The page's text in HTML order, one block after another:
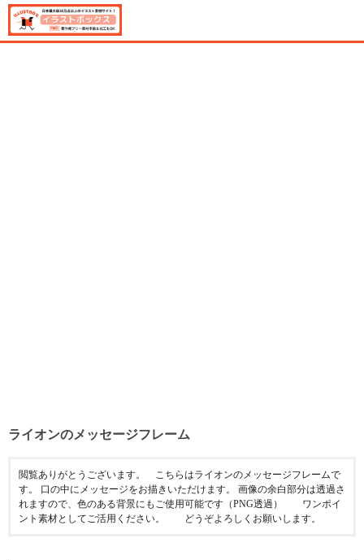
ライオンのメッセージフレーム
閲覧ありがとうございます。⠀ こちらはライオンのメッセージフレームで
す。 口の中にメッセージをお描きいただけます。 画像の余白部分は透過さ
れますので、色のある背景にもご使用可能です（PNG透過）⠀ ⠀ ワンポイ
ント素材としてご活用ください。⠀ ⠀ どうぞよろしくお願いします。